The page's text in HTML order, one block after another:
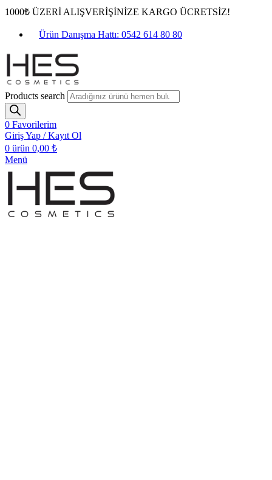
1000₺ ÜZERİ ALIŞVERİŞİNİZE KARGO ÜCRETSİZ!
Ürün Danışma Hattı: 0542 614 80 80
Products search
0 Favorilerim
Giriş Yap / Kayıt Ol
0 ürün 0,00 ₺
Menü